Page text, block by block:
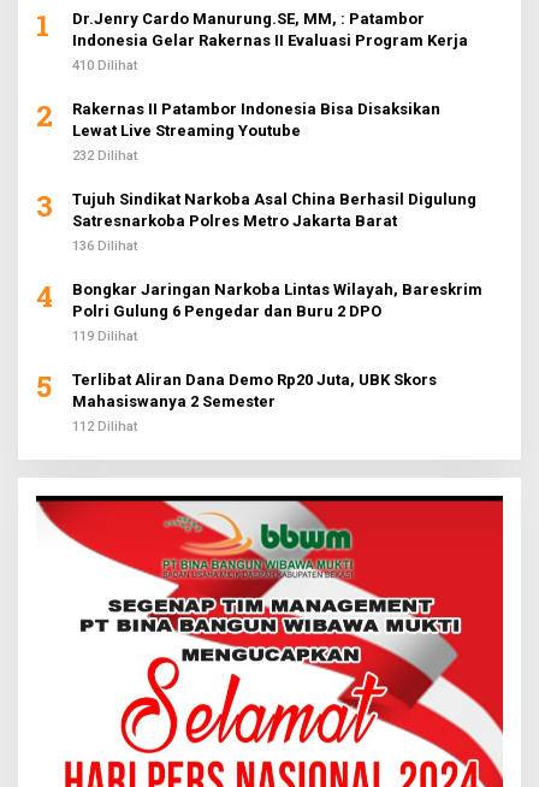
1
Dr.Jenry Cardo Manurung.SE, MM, : Patambor
Indonesia Gelar Rakernas II Evaluasi Program Kerja
410 Dilihat
2
Rakernas II Patambor Indonesia Bisa Disaksikan
Lewat Live Streaming Youtube
232 Dilihat
3
Tujuh Sindikat Narkoba Asal China Berhasil Digulung
Satresnarkoba Polres Metro Jakarta Barat
136 Dilihat
4
Bongkar Jaringan Narkoba Lintas Wilayah, Bareskrim
Polri Gulung 6 Pengedar dan Buru 2 DPO
119 Dilihat
5
Terlibat Aliran Dana Demo Rp20 Juta, UBK Skors
Mahasiswanya 2 Semester
112 Dilihat